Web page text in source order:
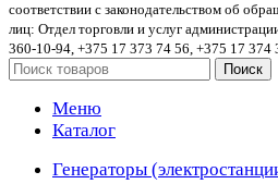
соответствии с законодательством об
лиц: Отдел торговли и услуг
360-10-94, +375 17 373 74 56, +375 17 374
Поиск
Меню
Каталог
Генераторы